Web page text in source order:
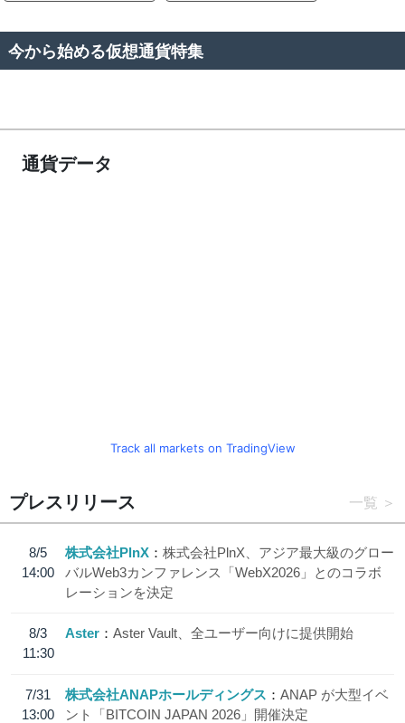
今から始める仮想通貨特集
通貨データ
Track all markets on TradingView
プレスリリース 一覧
8/5
14:00
株式会社PlnX
株式会社PlnX、アジア最大級のグロー
バルWeb3カンファレンス「WebX2026」とのコラボ
レーションを決定
8/3
11:30
Aster Aster Vault、全ユーザー向けに提供開始
7/31
13:00
株式会社ANAPホールディングス
ANAP が大型イベ
ント「BITCOIN JAPAN 2026」開催決定